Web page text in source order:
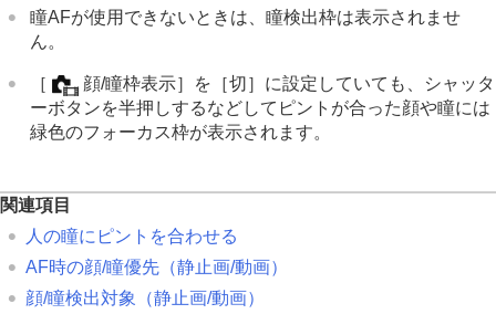
クラウドサービスを利用する
瞳AFが使用できないときは、瞳検出枠は表示されませ
ん。
［ 顔/瞳枠表示］ を ［切］ に設定していても、シャッタ
ーボタンを半押しするなどしてピントが合った顔や瞳には
緑色のフォーカス枠が表示されます。
関連項目
人の瞳にピントを合わせる
AF時の顔/瞳優先 （静止画/動画）
顔/瞳検出対象 （静止画/動画）